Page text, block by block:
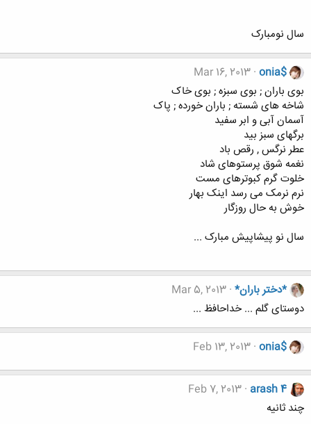
سال نومبارک
onia$
Mar 16, 2013
بوی باران ; بوی سبزه ; بوی خاک
شاخه های شسته ; باران خورده ; پاک
آسمان آبی و ابر سفید
برگهای سبز بید
عطر نرگس , رقص باد
نغمه شوق پرستوهای شاد
خلوت گرم کبوترهای مست
نرم نرمک می رسد اینک بهار
خوش به حال روزگار
سال نو پیشاپیش مبارک ...
*دختر باران* Mar 5, 2013
دوستای گلم ... خداحافظ ...
onia$
Feb 13, 2013
arash 4
Feb 7, 2013
چند ثانیه